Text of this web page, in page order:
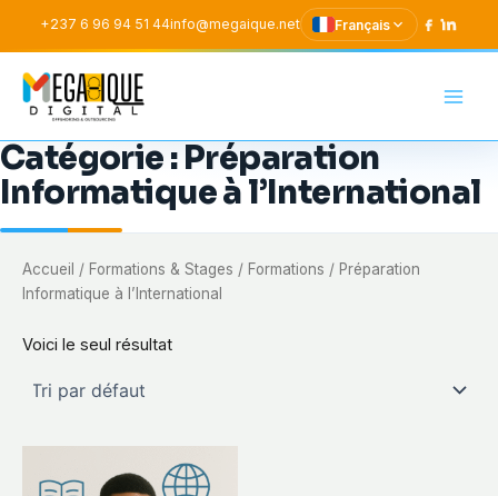
+237 6 96 94 51 44info@megaique.net Français
Mega-Ique Digital
Catégorie :Préparation
Informatique à l’International
Accueil / Formations & Stages / Formations / Préparation
Informatique à l’International
Voici le seul résultat